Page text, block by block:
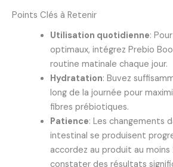
Points Clés à Retenir
Utilisation quotidienne:
optimaux, intégrez Prebio
routine matinale chaque jour.
Hydratation: Buvez
long de la journée pour
fibres prébiotiques.
Patience: Les changements
intestinal se produisent
accordez au produit au
constater des résultats